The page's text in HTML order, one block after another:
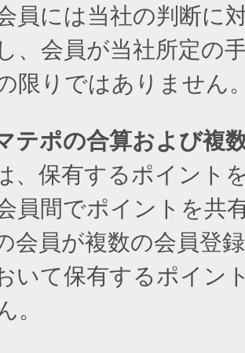
員には当社の判断に
、会員が当社所定の
限りではありません
テポの合算および複
、保有するポイント
員間でポイントを共
会員が複数の会員登
いて保有するポイン
。